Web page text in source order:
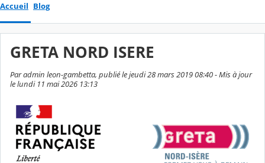
Accueil Blog
GRETA NORD ISERE
Par admin leon-gambetta, publié le jeudi 28 mars 2019 08:40 - Mis à jour
le lundi 11 mai 2026 13:13